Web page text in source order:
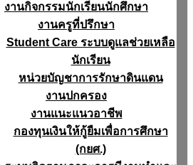
งานกิจกรรมนักเรียนนักศึกษา
งานครูที่ปรึกษา
Student Care ระบบดูแลช่วยเหลือ
นักเรียน
หน่วยบัญชาการรักษาดินแดน
งานปกครอง
งานแนะแนวอาชีพ
กองทุนเงินให้กู้ยืมเพื่อการศึกษา
(กยศ.)